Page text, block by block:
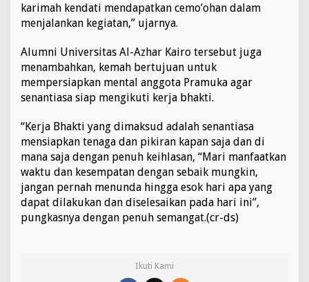
e
m
a
h
a
karimah kendati mendapatkan cemo’ohan dalam
menjalankan kegiatan,” ujarnya.
Alumni Universitas Al-Azhar Kairo tersebut juga
menambahkan, kemah bertujuan untuk
mempersiapkan mental anggota Pramuka agar
senantiasa siap mengikuti kerja bhakti.
“Kerja Bhakti yang dimaksud adalah senantiasa
mensiapkan tenaga dan pikiran kapan saja dan di
mana saja dengan penuh keihlasan, “Mari manfaatkan
waktu dan kesempatan dengan sebaik mungkin,
jangan pernah menunda hingga esok hari apa yang
dapat dilakukan dan diselesaikan pada hari ini”,
pungkasnya dengan penuh semangat.(cr-ds)
Ikuti Kami